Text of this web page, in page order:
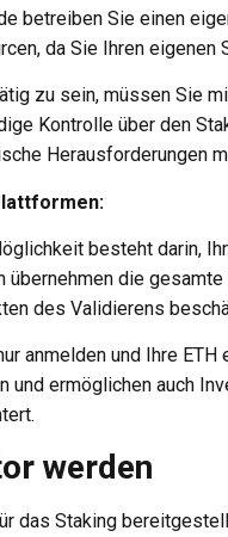
betreiben Sie einen
da Sie Ihren eigenen
zu sein, müssen Sie
Kontrolle über den
Herausforderungen
besteht darin,
übernehmen die
des Validierens
anmelden und Ihre
und ermöglichen auch
werden
das Staking